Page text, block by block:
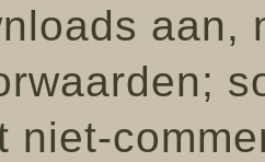
aan,
niet-